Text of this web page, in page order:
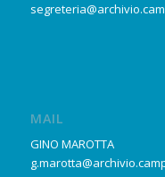
MAIL
GINO MAROTTA